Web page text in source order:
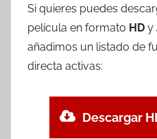
Si quieres puedes
película en formato HD y
añadimos un listado de
directa activas:
Descargar